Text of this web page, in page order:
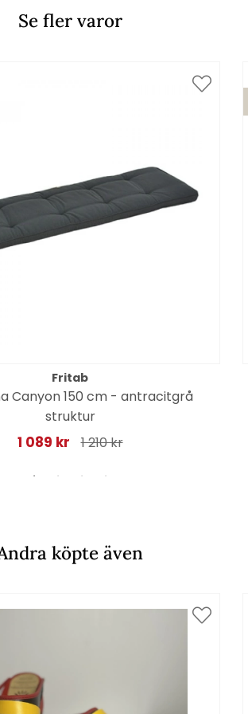
Se fler varor
Fritab
Canyon 150 cm - antracitgrå
struktur
1 089 kr 1 210 kr
köpte även